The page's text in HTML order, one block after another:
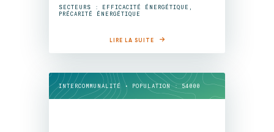
SECTEURS : EFFICACITÉ ÉNERGÉTIQUE,
PRÉCARITÉ ÉNERGÉTIQUE
LIRE LA SUITE
INTERCOMMUNALITÉ • POPULATION : 54000